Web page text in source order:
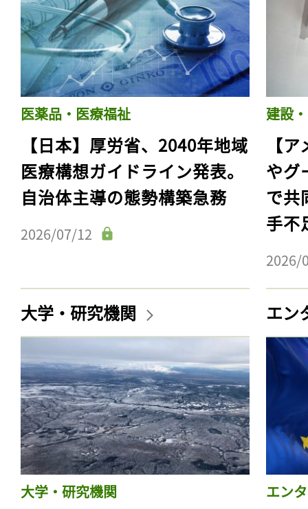
医薬品・医療福祉
【日本】厚労省、2040年地域
医療構想ガイドライン発表。
自治体主導の態勢構築急務
2026/07/12
建設
【
やグ
で共
手不
2026/
大学・研究機関
大学・研究機関
エン
エン